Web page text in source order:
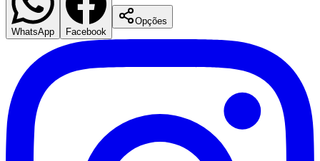
WhatsApp Facebook
Opções